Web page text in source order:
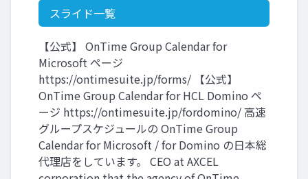
スライド一覧
【公式】 OnTime Group Calendar for
Microsoft ページ
https://ontimesuite.jp/forms/ 【公式】
OnTime Group Calendar for HCL Domino ペ
ージ https://ontimesuite.jp/fordomino/ 高速
グループスケジュールの OnTime Group
Calendar for Microsoft / for Domino の日本総
代理店をしています。 CEO at AXCEL